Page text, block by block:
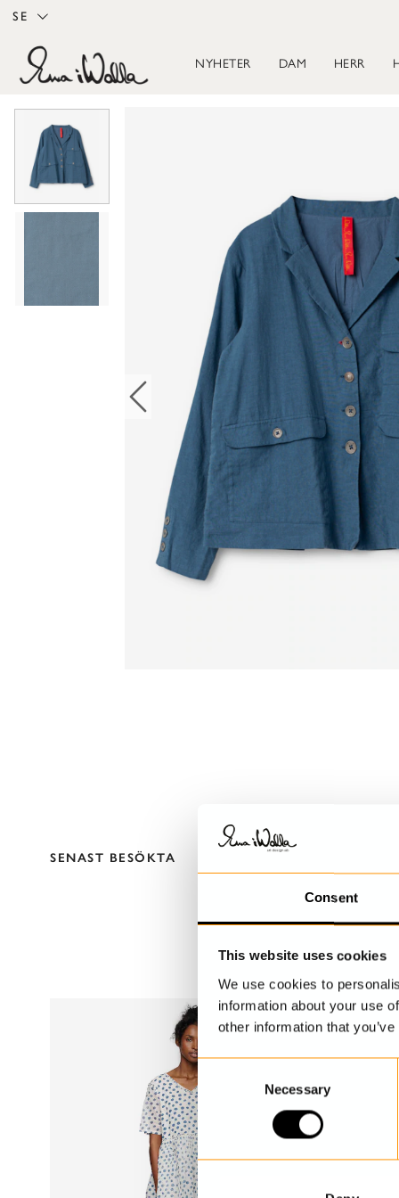
Consent
This website uses cookies
We use cookies to
information about your use
other information that
C
o
n
s
e
n
Necessary
SE
NYHETER DAM HERR
SENAST BESÖKTA